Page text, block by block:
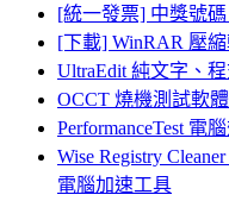
[統一發票] 中獎號碼
[下載] WinRAR 壓
UltraEdit 純文字、
OCCT 燒機測試軟
PerformanceTest 電
Wise Registry
電腦加速工具